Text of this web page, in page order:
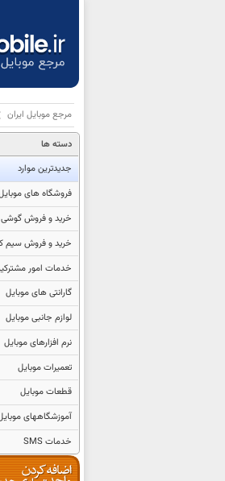
مرجع موبایل ایران
دسته ها
جدیدترین موارد
فروشگاه های
خرید و فروش گوشی
خرید و فروش سیم
خدمات امور
گارانتی های موبایل
لوازم جانبی موبایل
نرم افزارهای موبایل
تعمیرات موبایل
قطعات موبایل
آموزشگاههای
خدمات SMS